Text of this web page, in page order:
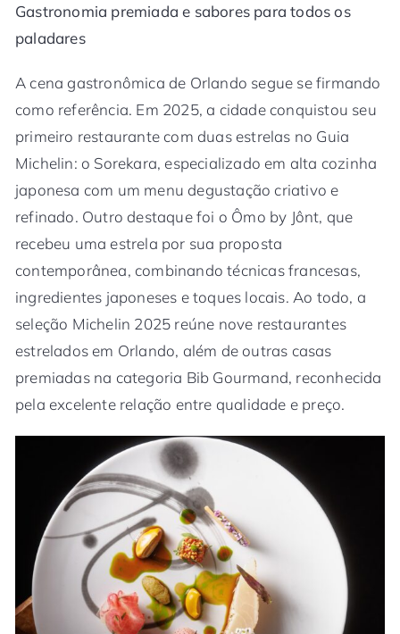
Gastronomia premiada e sabores para todos os
paladares
A cena gastronômica de Orlando segue se firmando
como referência. Em 2025, a cidade conquistou seu
primeiro restaurante com duas estrelas no Guia
Michelin: o Sorekara, especializado em alta cozinha
japonesa com um menu degustação criativo e
refinado. Outro destaque foi o Ômo by Jônt, que
recebeu uma estrela por sua proposta
contemporânea, combinando técnicas francesas,
ingredientes japoneses e toques locais. Ao todo, a
seleção Michelin 2025 reúne nove restaurantes
estrelados em Orlando, além de outras casas
premiadas na categoria Bib Gourmand, reconhecida
pela excelente relação entre qualidade e preço.